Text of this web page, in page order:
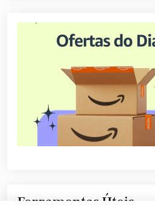
Ferramentas Úteis